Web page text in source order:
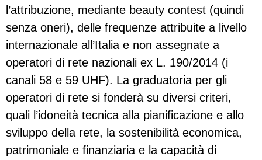
l’attribuzione, mediante beauty contest (quindi
senza oneri), delle frequenze attribuite a livello
internazionale all’Italia e non assegnate a
operatori di rete nazionali ex L. 190/2014 (i
canali 58 e 59 UHF). La graduatoria per gli
operatori di rete si fonderà su diversi criteri,
quali l’idoneità tecnica alla pianificazione e allo
sviluppo della rete, la sostenibilità economica,
patrimoniale e finanziaria e la capacità di